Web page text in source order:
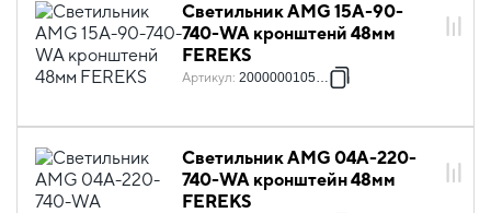
Светильник AMG 15A-90-
740-WA кронштенй 48мм
FEREKS
Артикул: 2000000105246
Светильник AMG 04А-220-
740-WA кронштейн 48мм
FEREKS